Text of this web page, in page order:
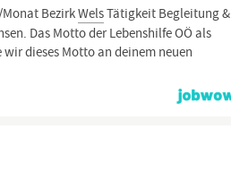
Monat BezirkWelsTätigkeit Begleitung &
Das Motto der Lebenshilfe OÖ als
dieses Motto an deinem neuen